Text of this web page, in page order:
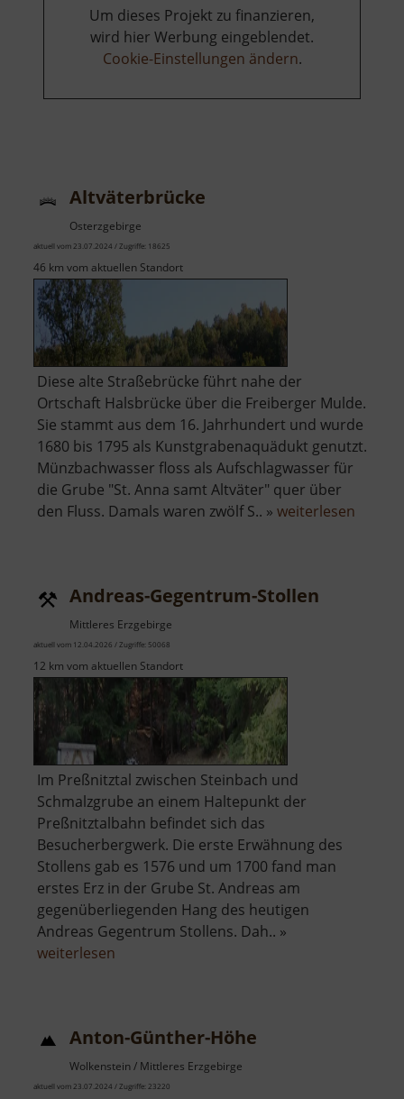
Um dieses Projekt zu finanzieren,
wird hier Werbung eingeblendet.
Cookie-Einstellungen ändern.
Altväterbrücke
Osterzgebirge
aktuell vom 23.07.2024 / Zugriffe: 18625
46 km vom aktuellen Standort
Diese alte Straßebrücke führt nahe der
Ortschaft Halsbrücke über die Freiberger Mulde.
Sie stammt aus dem 16. Jahrhundert und wurde
1680 bis 1795 als Kunstgrabenaquädukt genutzt.
Münzbachwasser floss als Aufschlagwasser für
die Grube "St. Anna samt Altväter" quer über
den Fluss. Damals waren zwölf S.. » weiterlesen
Andreas-Gegentrum-Stollen
Mittleres Erzgebirge
aktuell vom 12.04.2026 / Zugriffe: 50068
12 km vom aktuellen Standort
Im Preßnitztal zwischen Steinbach und
Schmalzgrube an einem Haltepunkt der
Preßnitztalbahn befindet sich das
Besucherbergwerk. Die erste Erwähnung des
Stollens gab es 1576 und um 1700 fand man
erstes Erz in der Grube St. Andreas am
gegenüberliegenden Hang des heutigen
Andreas Gegentrum Stollens. Dah.. »
weiterlesen
Anton-Günther-Höhe
Wolkenstein / Mittleres Erzgebirge
aktuell vom 23.07.2024 / Zugriffe: 23220